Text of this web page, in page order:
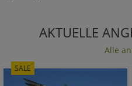
AKTUELLE
Alle
SALE